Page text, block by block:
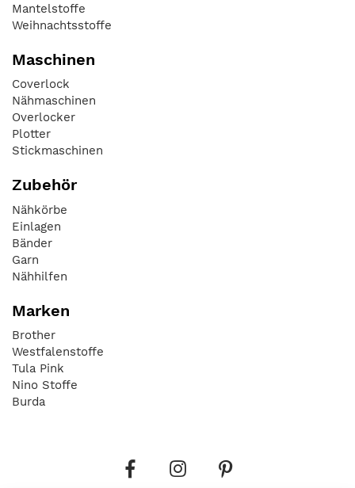
Mantelstoffe
Weihnachtsstoffe
Maschinen
Coverlock
Nähmaschinen
Overlocker
Plotter
Stickmaschinen
Zubehör
Nähkörbe
Einlagen
Bänder
Garn
Nähhilfen
Marken
Brother
Westfalenstoffe
Tula Pink
Nino Stoffe
Burda